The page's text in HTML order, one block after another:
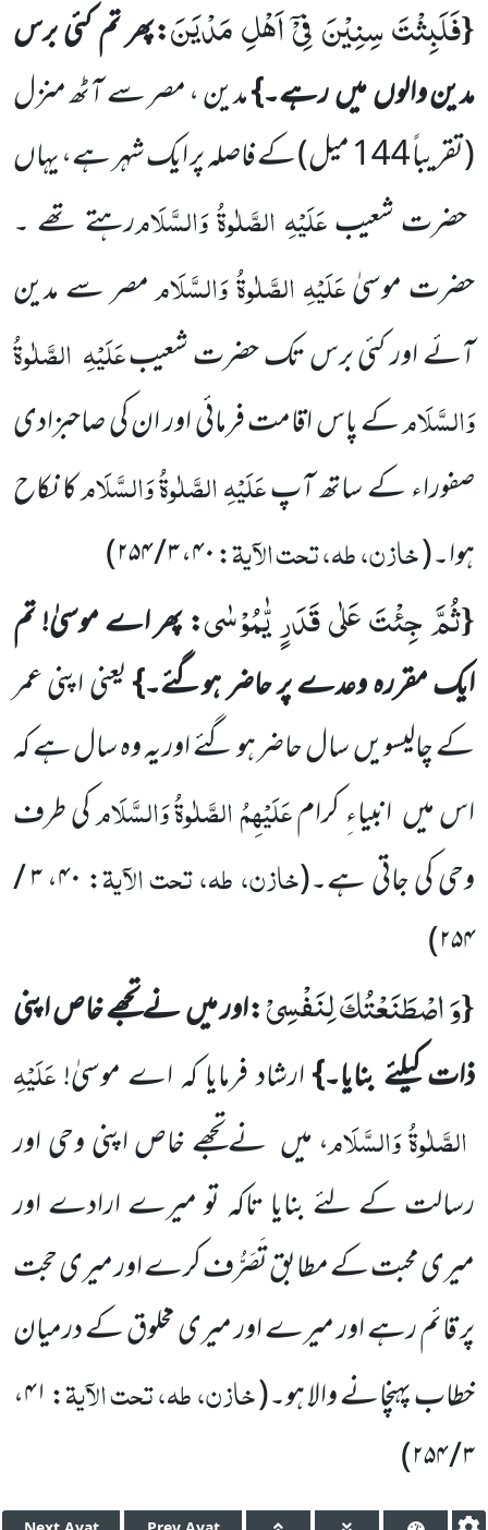
{فَلَبِثْتَ سِنِیْنَ فِیْۤ اَهْلِ مَدْیَنَ:پھر تم کئی برس
مدین والوںمیںرہے۔}مدین ، مصر سے آٹھ منزل
(تقریباً144میل)کے فاصلہ پر ایک شہر ہے، یہاں
حضرت شعیبعَلَیْہِ الصَّلٰوۃُ وَالسَّلَامرہتے تھے ۔
حضرت موسیٰعَلَیْہِ الصَّلٰوۃُ وَالسَّلَاممصر سے مدین
آئے اور کئی برس تک حضرت شعیبعَلَیْہِ الصَّلٰوۃُ
وَالسَّلَامکے پاس اقامت فرمائی اور ان کی صاحبزادی
صفوراء کے ساتھ آپعَلَیْہِالصَّلٰوۃُ وَالسَّلَامکا نکاح
ہوا۔(خازن، طہ، تحت الآیۃ: ۴۰، ۳ / ۲۵۴ )
{ثُمَّ جِئْتَ عَلٰى قَدَرٍ یّٰمُوْسٰى: پھر اے موسیٰ! تم
ایک مقررہ وعدے پر حاضر ہوگئے۔}یعنی اپنی عمر
کے چالیسویںسالحاضر ہو گئے اور یہ وہ سال ہے کہ
اس میں انبیاءِ کرامعَلَیْہِمُ الصَّلٰوۃُ وَالسَّلَامکی طرف
وحی کی جاتی ہے۔(خازن، طہ، تحت الآیۃ
: ۴۰، ۳ /
۲۵۴)
{وَ اصْطَنَعْتُكَ لِنَفْسِیْ:اور میںنے تجھے خاص اپنی
ذات کیلئے بنایا۔}ارشاد فرمایا کہ اے موسیٰ!عَلَیْہِ
الصَّلٰوۃُ وَالسَّلَام،میں نے تجھے خاص اپنی وحی اور
رسالت کے لئے بنایا تاکہ تو میرے ارادے اور
میری محبت کے مطابق تَصَرُّف کرے اور میری حجت
پر قائم رہے اور میرے اور میری مخلوق کے درمیان
خطاب پہنچانے والا ہو۔(خازن، طہ، تحت الآیۃ
: ۴۱،
۳ / ۲۵۴
)